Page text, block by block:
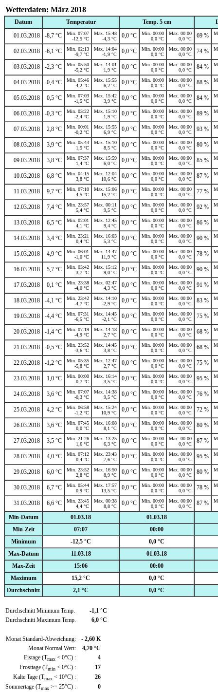
Wetterdaten: März 2018
Datum Temperatur Temp. 5 cm
01.03.2018
-8,7 °C
Min. 07:07
-12,5 °C
Max. 15:48
-4,3 °C
0,0 °C
Min. 00:00
0,0 °C
Max. 00:00
0,0 °C
69 %
02.03.2018 -6,1 °C
Min. 02:13
-9,7 °C
Max. 14:04
-1,9 °C
0,0 °C
Min. 00:00
0,0 °C
Max. 00:00
0,0 °C
74 %
03.03.2018 -2,3 °C
Min. 05:50
-5,2 °C
Max. 14:01
1,9 °C
0,0 °C
Min. 00:00
0,0 °C
Max. 00:00
0,0 °C
84 %
04.03.2018 -0,4 °C
Min. 05:46
-4,2 °C
Max. 15:55
6,2 °C
0,0 °C
Min. 00:00
0,0 °C
Max. 00:00
0,0 °C
88 %
05.03.2018 0,5 °C
Min. 07:03
-1,5 °C
Max. 15:42
3,9 °C
0,0 °C
Min. 00:00
0,0 °C
Max. 00:00
0,0 °C
84 %
06.03.2018 -0,3 °C
Min. 03:22
-2,4 °C
Max. 15:10
1,9 °C
0,0 °C
Min. 00:00
0,0 °C
Max. 00:00
0,0 °C
89 %
07.03.2018 2,8 °C
Min. 00:01
-0,2 °C
Max. 15:55
6,9 °C
0,0 °C
Min. 00:00
0,0 °C
Max. 00:00
0,0 °C
93 %
08.03.2018 3,9 °C
Min. 05:43
1,5 °C
Max. 15:10
8,5 °C
0,0 °C
Min. 00:00
0,0 °C
Max. 00:00
0,0 °C
80 %
09.03.2018 3,8 °C
Min. 07:37
1,4 °C
Max. 15:59
6,0 °C
0,0 °C
Min. 00:00
0,0 °C
Max. 00:00
0,0 °C
85 %
10.03.2018 6,8 °C
Min. 04:15
3,8 °C
Max. 12:04
10,6 °C
0,0 °C
Min. 00:00
0,0 °C
Max. 00:00
0,0 °C
87 %
11.03.2018 9,7 °C
Min. 07:10
4,5 °C
Max. 15:06
15,2 °C
0,0 °C
Min. 00:00
0,0 °C
Max. 00:00
0,0 °C
77 %
12.03.2018 7,4 °C
Min. 23:57
5,4 °C
Max. 00:11
9,5 °C
0,0 °C
Min. 00:00
0,0 °C
Max. 00:00
0,0 °C
92 %
13.03.2018 6,5 °C
Min. 02:01
4,1 °C
Max. 12:45
9,4 °C
0,0 °C
Min. 00:00
0,0 °C
Max. 00:00
0,0 °C
86 %
14.03.2018 3,4 °C
Min. 23:21
0,4 °C
Max. 16:03
5,3 °C
0,0 °C
Min. 00:00
0,0 °C
Max. 00:00
0,0 °C
90 %
15.03.2018 4,9 °C
Min. 06:01
-1,0 °C
Max. 14:47
11,9 °C
0,0 °C
Min. 00:00
0,0 °C
Max. 00:00
0,0 °C
78 %
16.03.2018 5,7 °C
Min. 03:42
3,7 °C
Max. 15:12
9,0 °C
0,0 °C
Min. 00:00
0,0 °C
Max. 00:00
0,0 °C
90 %
17.03.2018 0,1 °C
Min. 23:38
-4,0 °C
Max. 02:47
4,3 °C
0,0 °C
Min. 00:00
0,0 °C
Max. 00:00
0,0 °C
91 %
18.03.2018 -4,1 °C
Min. 23:42
-4,7 °C
Max. 14:10
-2,9 °C
0,0 °C
Min. 00:00
0,0 °C
Max. 00:00
0,0 °C
83 %
19.03.2018 -4,4 °C
Min. 07:31
-6,5 °C
Max. 14:45
-2,1 °C
0,0 °C
Min. 00:00
0,0 °C
Max. 00:00
0,0 °C
75 %
20.03.2018 -1,4 °C
Min. 07:19
-4,9 °C
Max. 14:18
2,7 °C
0,0 °C
Min. 00:00
0,0 °C
Max. 00:00
0,0 °C
68 %
21.03.2018 -0,5 °C
Min. 23:52
-3,6 °C
Max. 14:45
3,8 °C
0,0 °C
Min. 00:00
0,0 °C
Max. 00:00
0,0 °C
68 %
22.03.2018 -1,2 °C
Min. 05:35
-5,8 °C
Max. 12:47
2,7 °C
0,0 °C
Min. 00:00
0,0 °C
Max. 00:00
0,0 °C
75 %
23.03.2018 1,0 °C
Min. 00:00
-0,7 °C
Max. 16:14
3,5 °C
0,0 °C
Min. 00:00
0,0 °C
Max. 00:00
0,0 °C
95 %
24.03.2018 3,6 °C
Min. 07:07
-0,3 °C
Max. 14:38
9,5 °C
0,0 °C
Min. 00:00
0,0 °C
Max. 00:00
0,0 °C
76 %
25.03.2018 4,2 °C
Min. 06:58
-1,2 °C
Max. 15:24
10,9 °C
0,0 °C
Min. 00:00
0,0 °C
Max. 00:00
0,0 °C
72 %
26.03.2018 3,6 °C
Min. 07:45
0,0 °C
Max. 16:08
8,1 °C
0,0 °C
Min. 00:00
0,0 °C
Max. 00:00
0,0 °C
80 %
27.03.2018 3,5 °C
Min. 21:26
1,6 °C
Max. 13:25
6,3 °C
0,0 °C
Min. 00:00
0,0 °C
Max. 00:00
0,0 °C
87 %
28.03.2018 4,0 °C
Min. 07:12
0,4 °C
Max. 23:43
7,6 °C
0,0 °C
Min. 00:00
0,0 °C
Max. 00:00
0,0 °C
95 %
29.03.2018 6,0 °C
Min. 23:52
2,8 °C
Max. 16:50
8,9 °C
0,0 °C
Min. 00:00
0,0 °C
Max. 00:00
0,0 °C
80 %
30.03.2018 6,7 °C
Min. 05:44
0,9 °C
Max. 17:57
13,5 °C
0,0 °C
Min. 00:00
0,0 °C
Max. 00:00
0,0 °C
78 %
31.03.2018 6,6 °C
Min. 23:45
4,4 °C
Max. 00:38
8,8 °C
0,0 °C
Min. 00:00
0,0 °C
Max. 00:00
0,0 °C
87 %
Min-Datum 01.03.18
01.03.18
Min-Zeit
07:07
00:00
Minimum
-12,5 °C
0,0 °C
Max-Datum
11.03.18
01.03.18
Max-Zeit
15:06
00:00
Maximum
15,2 °C
0,0 °C
Durchschnitt
2,1 °C 0,0 °C
Durchschnitt Minimum Temp.
-1,1 °C
Durchschnitt Maximum Temp.
6,0 °C
Monat Standard-Abweichung:
- 2,60 K
Monat Normal Wert:
4,70 °C
Eistage (Tmax < 0°C) :
4
Frosttage (Tmin < 0°C) :
17
Kalte Tage (Tmax < 10°C) :
26
Sommertage (Tmax >= 25°C) :
0